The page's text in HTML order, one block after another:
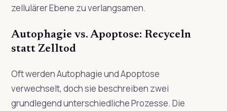
zellulärer Ebene zu verlangsamen.
Autophagie vs. Apoptose: Recyceln
statt Zelltod
Oft werden Autophagie und Apoptose
verwechselt, doch sie beschreiben zwei
grundlegend unterschiedliche Prozesse. Die